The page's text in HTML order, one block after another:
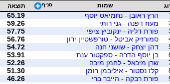
שמות סניף תוצאה
1
הרץ ראובן - נחמיאס יוסף 65.19
מעוז דפנה - גני רותי 59.26
פורת דליה - ינקוביץ ציפי 57.75
סמורזיק אביטל - טורפשטיין ירון 56.76
דהן יצחק - שושני חנה 54.72
בן יוסף הדרה - ספקטור ענת 53.91
שרן מיכאל - לחמן מיכה 52.26
קלז נסטור - איליבמן רומן 51.30
פורת רבקה - הייבר ברי 46.26